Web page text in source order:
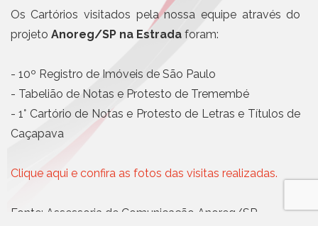
Os Cartórios visitados pela nossa equipe através do
projeto Anoreg/SP na Estradaforam:
- 10º Registro de Imóveis de São Paulo
- Tabelião de Notas e Protesto de Tremembé
- 1° Cartório de Notas e Protesto de Letras e Títulos de
Caçapava
Clique aqui e confira as fotos das visitas realizadas.
Fonte: Assessoria de Comunicação Anoreg/SP